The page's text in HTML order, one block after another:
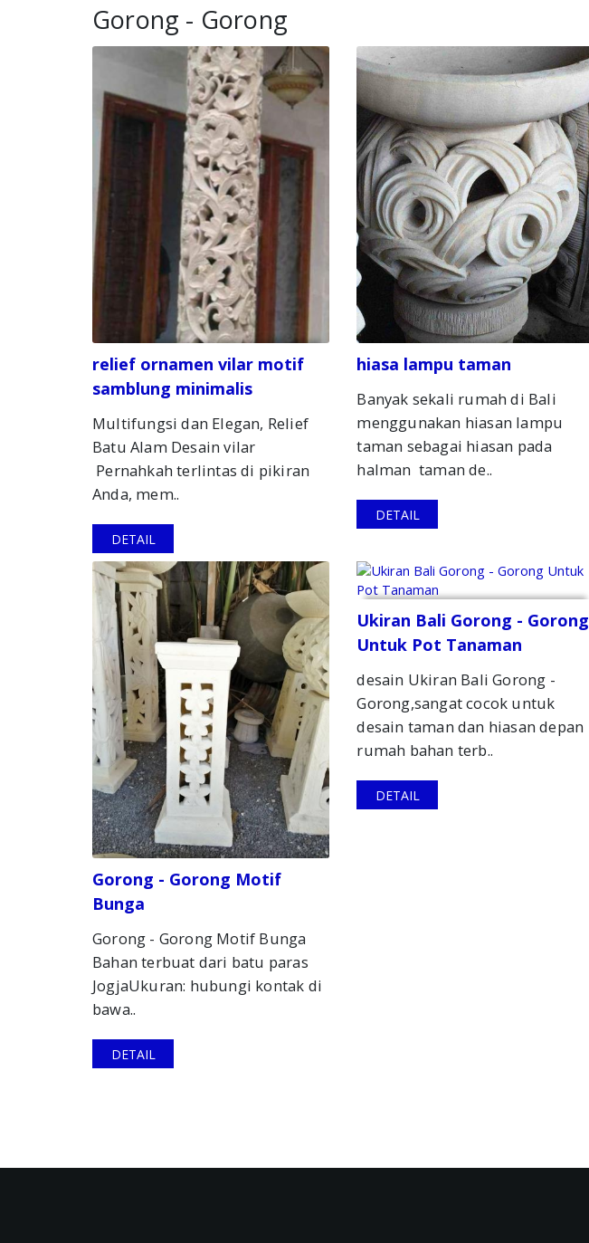
Gorong - Gorong
relief ornamen vilar motif
samblung minimalis
Multifungsi dan Elegan, Relief
Batu Alam Desain vilar
Pernahkah terlintas di pikiran
Anda, mem..
DETAIL
hiasa lampu taman
Banyak sekali rumah di Bali
menggunakan hiasan lampu
taman sebagai hiasan pada
halman taman de..
DETAIL
Gorong - Gorong Motif
Bunga
Gorong - Gorong Motif Bunga
Bahan terbuat dari batu paras
JogjaUkuran: hubungi kontak di
bawa..
DETAIL
Ukiran Bali Gorong - Gorong
Untuk Pot Tanaman
desain Ukiran Bali Gorong -
Gorong,sangat cocok untuk
desain taman dan hiasan depan
rumah bahan terb..
DETAIL